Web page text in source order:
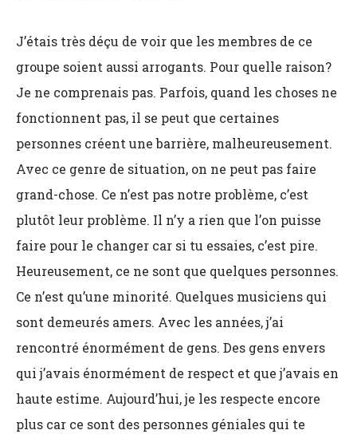
J’étais très déçu de voir que les membres de ce
groupe soient aussi arrogants. Pour quelle raison?
Je ne comprenais pas. Parfois, quand les choses ne
fonctionnent pas, il se peut que certaines
personnes créent une barrière, malheureusement.
Avec ce genre de situation, on ne peut pas faire
grand-chose. Ce n’est pas notre problème, c’est
plutôt leur problème. Il n’y a rien que l’on puisse
faire pour le changer car si tu essaies, c’est pire.
Heureusement, ce ne sont que quelques personnes.
Ce n’est qu’une minorité. Quelques musiciens qui
sont demeurés amers. Avec les années, j’ai
rencontré énormément de gens. Des gens envers
qui j’avais énormément de respect et que j’avais en
haute estime. Aujourd’hui, je les respecte encore
plus car ce sont des personnes géniales qui te